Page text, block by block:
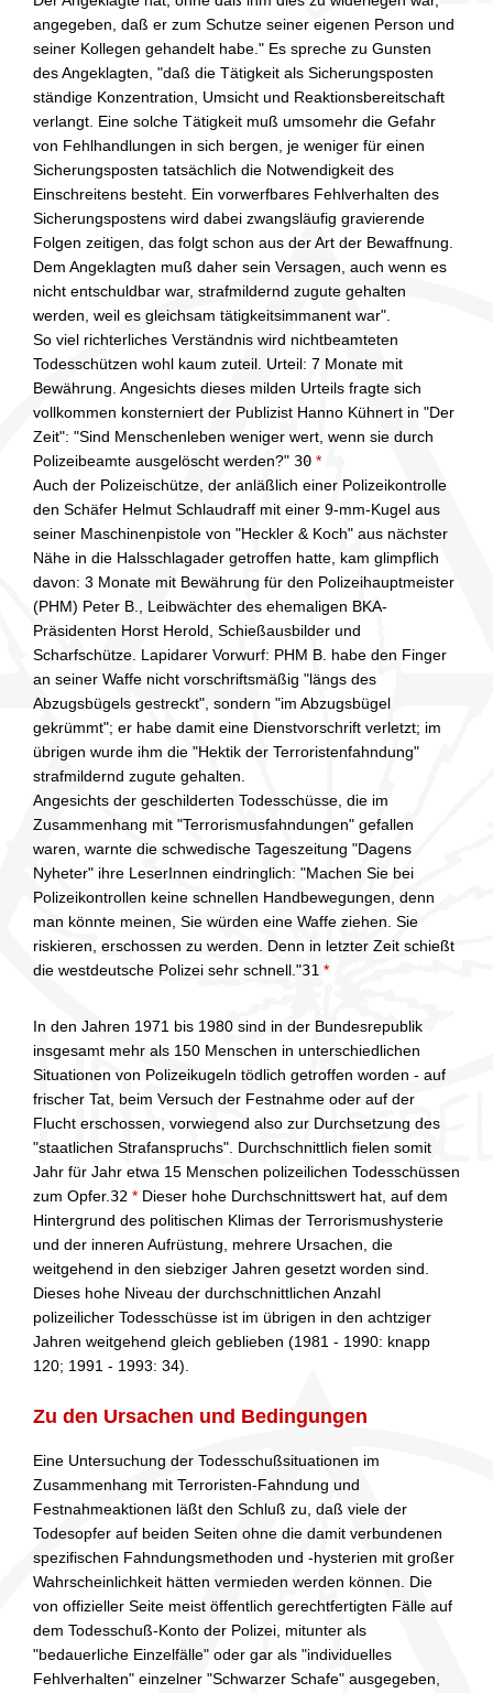
angegeben, daß er zum Schutze seiner eigenen Person und
seiner Kollegen gehandelt habe." Es spreche zu Gunsten
des Angeklagten, "daß die Tätigkeit als Sicherungsposten
ständige Konzentration, Umsicht und Reaktionsbereitschaft
verlangt. Eine solche Tätigkeit muß umsomehr die Gefahr
von Fehlhandlungen in sich bergen, je weniger für einen
Sicherungsposten tatsächlich die Notwendigkeit des
Einschreitens besteht. Ein vorwerfbares Fehlverhalten des
Sicherungspostens wird dabei zwangsläufig gravierende
Folgen zeitigen, das folgt schon aus der Art der Bewaffnung.
Dem Angeklagten muß daher sein Versagen, auch wenn es
nicht entschuldbar war, strafmildernd zugute gehalten
werden, weil es gleichsam tätigkeitsimmanent war".
So viel richterliches Verständnis wird nichtbeamteten
Todesschützen wohl kaum zuteil. Urteil: 7 Monate mit
Bewährung. Angesichts dieses milden Urteils fragte sich
vollkommen konsterniert der Publizist Hanno Kühnert in "Der
Zeit": "Sind Menschenleben weniger wert, wenn sie durch
Polizeibeamte ausgelöscht werden?" 30 *
Auch der Polizeischütze, der anläßlich einer Polizeikontrolle
den Schäfer Helmut Schlaudraff mit einer 9-mm-Kugel aus
seiner Maschinenpistole von "Heckler & Koch" aus nächster
Nähe in die Halsschlagader getroffen hatte, kam glimpflich
davon: 3 Monate mit Bewährung für den Polizeihauptmeister
(PHM) Peter B., Leibwächter des ehemaligen BKA-
Präsidenten Horst Herold, Schießausbilder und
Scharfschütze. Lapidarer Vorwurf: PHM B. habe den Finger
an seiner Waffe nicht vorschriftsmäßig "längs des
Abzugsbügels gestreckt", sondern "im Abzugsbügel
gekrümmt"; er habe damit eine Dienstvorschrift verletzt; im
übrigen wurde ihm die "Hektik der Terroristenfahndung"
strafmildernd zugute gehalten.
Angesichts der geschilderten Todesschüsse, die im
Zusammenhang mit "Terrorismusfahndungen" gefallen
waren, warnte die schwedische Tageszeitung "Dagens
Nyheter" ihre LeserInnen eindringlich: "Machen Sie bei
Polizeikontrollen keine schnellen Handbewegungen, denn
man könnte meinen, Sie würden eine Waffe ziehen. Sie
riskieren, erschossen zu werden. Denn in letzter Zeit schießt
die westdeutsche Polizei sehr schnell."31 *
In den Jahren 1971 bis 1980 sind in der Bundesrepublik
insgesamt mehr als 150 Menschen in unterschiedlichen
Situationen von Polizeikugeln tödlich getroffen worden - auf
frischer Tat, beim Versuch der Festnahme oder auf der
Flucht erschossen, vorwiegend also zur Durchsetzung des
"staatlichen Strafanspruchs". Durchschnittlich fielen somit
Jahr für Jahr etwa 15 Menschen polizeilichen Todesschüssen
zum Opfer.32 * Dieser hohe Durchschnittswert hat, auf dem
Hintergrund des politischen Klimas der Terrorismushysterie
und der inneren Aufrüstung, mehrere Ursachen, die
weitgehend in den siebziger Jahren gesetzt worden sind.
Dieses hohe Niveau der durchschnittlichen Anzahl
polizeilicher Todesschüsse ist im übrigen in den achtziger
Jahren weitgehend gleich geblieben (1981 - 1990: knapp
120; 1991 - 1993: 34).
Zu den Ursachen und Bedingungen
Eine Untersuchung der Todesschußsituationen im
Zusammenhang mit Terroristen-Fahndung und
Festnahmeaktionen läßt den Schluß zu, daß viele der
Todesopfer auf beiden Seiten ohne die damit verbundenen
spezifischen Fahndungsmethoden und -hysterien mit großer
Wahrscheinlichkeit hätten vermieden werden können. Die
von offizieller Seite meist öffentlich gerechtfertigten Fälle auf
dem Todesschuß-Konto der Polizei, mitunter als
"bedauerliche Einzelfälle" oder gar als "individuelles
Fehlverhalten" einzelner "Schwarzer Schafe" ausgegeben,